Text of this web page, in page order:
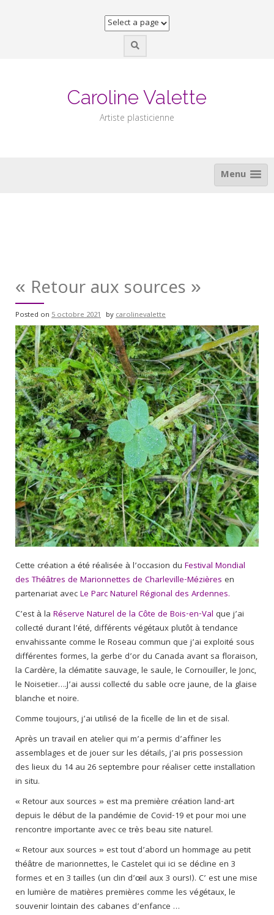
Caroline Valette
Artiste plasticienne
Menu
« Retour aux sources »
Posted on 5 octobre 2021 bycarolinevalette
Cette création a été réalisée à l’occasion du Festival Mondial
des Théâtres de Marionnettes de Charleville-Mézières en
partenariat avecLe Parc Naturel Régional des Ardennes.
C’est à la Réserve Naturel de la Côte de Bois-en-Val que j’ai
collecté durant l’été, différents végétaux plutôt à tendance
envahissante comme le Roseau commun que j’ai exploité sous
différentes formes, la gerbe d’or du Canada avant sa floraison,
la Cardère, la clématite sauvage, le saule, le Cornouiller, le Jonc,
le Noisetier….J’ai aussi collecté du sable ocre jaune, de la glaise
blanche et noire.
Comme toujours, j’ai utilisé de la ficelle de lin et de sisal.
Après un travail en atelier qui m’a permis d’affiner les
assemblages et de jouer sur les détails, j’ai pris possession
des lieux du 14 au 26 septembre pour réaliser cette installation
in situ.
« Retour aux sources » est ma première création land-art
depuis le début de la pandémie de Covid-19 et pour moi une
rencontre importante avec ce très beau site naturel.
« Retour aux sources » est tout d’abord un hommage au petit
théâtre de marionnettes, le Castelet qui ici se décline en 3
formes et en 3 tailles (un clin d’œil aux 3 ours!). C’ est une mise
en lumière de matières premières comme les végétaux, le
souvenir lointain des cabanes d’enfance …